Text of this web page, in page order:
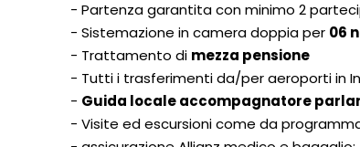
- Partenza garantita con minimo 2
- Sistemazione in camera doppia per 06
- Trattamento di mezza pensione
- Tutti i trasferimenti da/per aeroporti in
- Guida locale accompagnatore
- Visite ed escursioni come da